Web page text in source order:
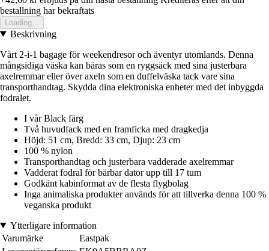
bestallning har bekraftats
Loading...
Beskrivning
Vårt 2-i-1 bagage för weekendresor och äventyr utomlands. Denna
mångsidiga väska kan bäras som en ryggsäck med sina justerbara
axelremmar eller över axeln som en duffelväska tack vare sina
transporthandtag. Skydda dina elektroniska enheter med det inbyggda
fodralet.
I vår Black färg
Två huvudfack med en framficka med dragkedja
Höjd: 51 cm, Bredd: 33 cm, Djup: 23 cm
100 % nylon
Transporthandtag och justerbara vadderade axelremmar
Vadderat fodral för bärbar dator upp till 17 tum
Godkänt kabinformat av de flesta flygbolag
Inga animaliska produkter används för att tillverka denna 100 %
veganska produkt
Ytterligare information
Varumärke
Eastpak